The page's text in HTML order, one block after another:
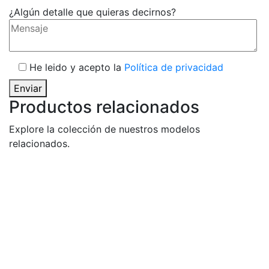
¿Algún detalle que quieras decirnos?
He leido y acepto la Política de privacidad
Enviar
Productos relacionados
Explore la colección de nuestros modelos
relacionados.